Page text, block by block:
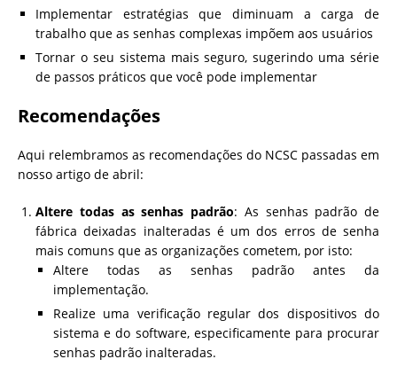
Implementar estratégias que diminuam a carga de
trabalho que as senhas complexas impõem aos usuários
Tornar o seu sistema mais seguro, sugerindo uma série
de passos práticos que você pode implementar
Recomendações
Aqui relembramos as recomendações do NCSC passadas em
nosso artigo de abril:
Altere todas as senhas padrão: As senhas padrão de
fábrica deixadas inalteradas é um dos erros de senha
mais comuns que as organizações cometem, por isto:
Altere todas as senhas padrão antes da
implementação.
Realize uma verificação regular dos dispositivos do
sistema e do software, especificamente para procurar
senhas padrão inalteradas.